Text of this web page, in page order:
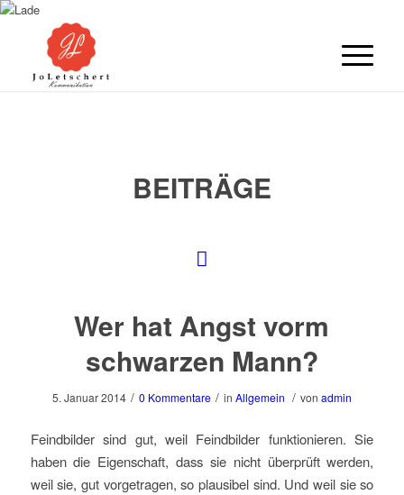
BEITRÄGE
Wer hat Angst vorm
schwarzen Mann?
5. Januar 2014 / 0 Kommentare / in Allgemein / von admin
Feindbilder sind gut, weil Feindbilder funktionieren. Sie
haben die Eigenschaft, dass sie nicht überprüft werden,
weil sie, gut vorgetragen, so plausibel sind. Und weil sie so